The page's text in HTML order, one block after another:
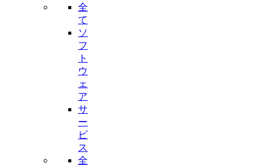
全
て
ソ
フ
ト
ウ
ェ
ア
サ
ー
ビ
ス
全